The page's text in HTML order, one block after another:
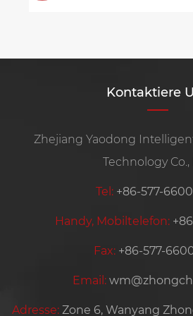
Kontaktiere
Zhejiang Yaodong
Technology Co.,
Tel: +86-577-
Handy, Mobiltelefon:
Fax: +86-577-
Email:
Adresse: Zone 6, Wanyang